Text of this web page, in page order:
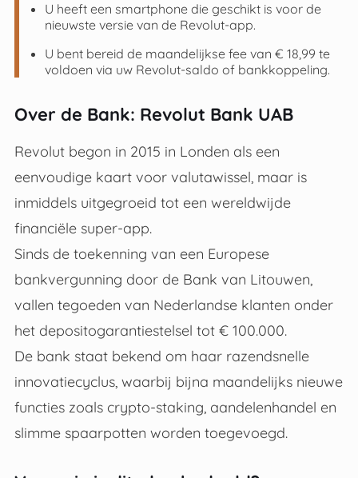
U heeft een smartphone die geschikt is voor de
nieuwste versie van de Revolut-app.
U bent bereid de maandelijkse fee van € 18,99 te
voldoen via uw Revolut-saldo of bankkoppeling.
Over de Bank: Revolut Bank UAB
Revolut begon in 2015 in Londen als een
eenvoudige kaart voor valutawissel, maar is
inmiddels uitgegroeid tot een wereldwijde
financiële super-app.
Sinds de toekenning van een Europese
bankvergunning door de Bank van Litouwen,
vallen tegoeden van Nederlandse klanten onder
het depositogarantiestelsel tot € 100.000.
De bank staat bekend om haar razendsnelle
innovatiecyclus, waarbij bijna maandelijks nieuwe
functies zoals crypto-staking, aandelenhandel en
slimme spaarpotten worden toegevoegd.